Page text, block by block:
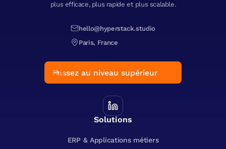
plus efficace, plus rapide et plus scalable.
hello@hyperstack.studio
Paris, France
Passez au niveau supérieur
Solutions
ERP & Applications métiers